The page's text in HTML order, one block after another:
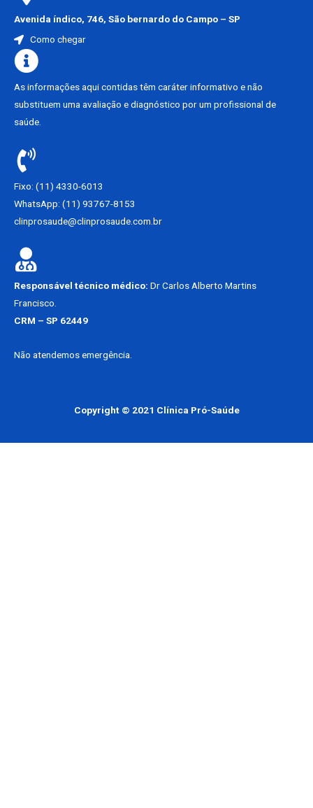
Avenida índico, 746, São bernardo do Campo – SP
Como chegar
As informações aqui contidas têm caráter informativo e não
substituem uma avaliação e diagnóstico por um profissional de
saúde.
Fixo: (11) 4330-6013
WhatsApp: (11) 93767-8153
clinprosaude@clinprosaude.com.br
Responsável técnico médico: Dr Carlos Alberto Martins
Francisco.
CRM – SP 62449
Não atendemos emergência.
Copyright © 2021 Clínica Pró-Saúde